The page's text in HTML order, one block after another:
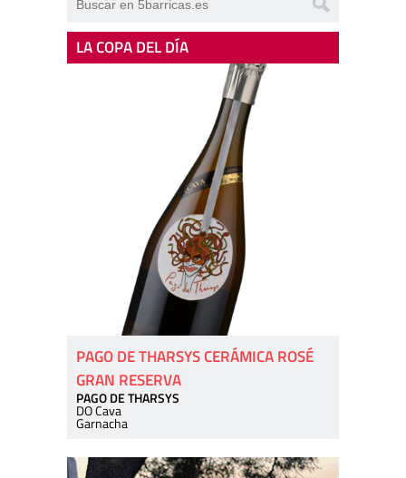
LA COPA DEL DÍA
PAGO DE THARSYS CERÁMICA ROSÉ
GRAN RESERVA
PAGO DE THARSYS
DO Cava
Garnacha